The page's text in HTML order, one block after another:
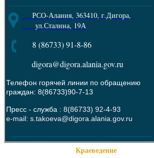
--------------------------------------------------------
РСО-Алания, 363410, г.Дигора,
ул.Сталина, 19А
8 (86733) 91-8-86
digora@digora.alania.gov.ru
Телефон горячей линии по обращению
граждан: 8(86733)90-7-13
Пресс - служба : 8(86733) 92-4-93
e-mail: s.takoeva@digora.alania.gov.ru
--------------------------------------------------------
Краеведение